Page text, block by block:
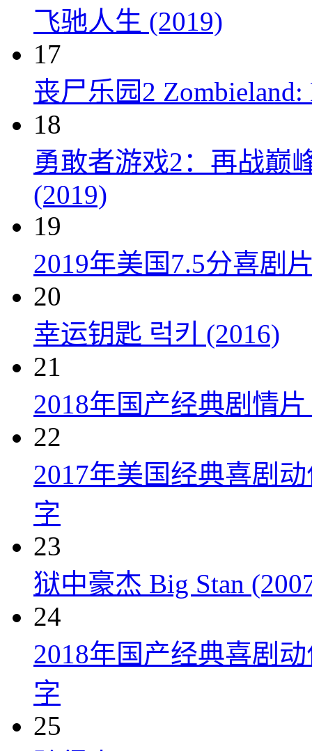
飞驰人生 (2019)
17
丧尸乐园2 Zombieland:
18
勇敢者游戏2：再战巅
(2019)
19
2019年美国7.5分喜剧
20
幸运钥匙 럭키 (2016)
21
2018年国产经典剧情
22
2017年美国经典喜剧
字
23
狱中豪杰 Big Stan
24
2018年国产经典喜剧
字
25